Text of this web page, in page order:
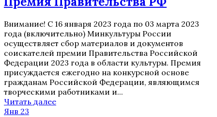
Внимание! С 16 января 2023 года по 03 марта 2023
года (включительно) Минкультуры России
осуществляет сбор материалов и документов
соискателей премии Правительства Российской
Федерации 2023 года в области культуры. Премия
присуждается ежегодно на конкурсной основе
гражданам Российской Федерации, являющимся
творческими работниками и...
Читать далее
Янв 23